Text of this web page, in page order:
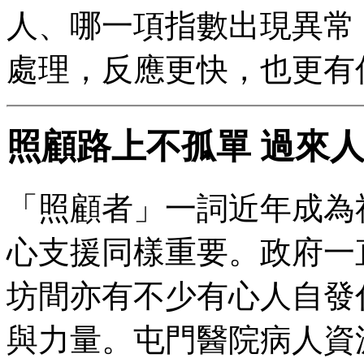
人、哪一項指數出現異
處理，反應更快，也更
照顧路上不孤單 過來
「照顧者」一詞近年成
心支援同樣重要。政府
坊間亦有不少有心人自
與力量。屯門醫院病人